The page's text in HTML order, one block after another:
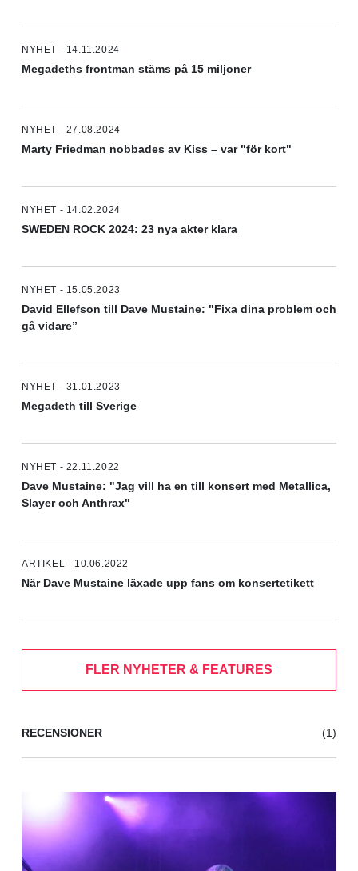
NYHET - 14.11.2024
Megadeths frontman stäms på 15 miljoner
NYHET - 27.08.2024
Marty Friedman nobbades av Kiss – var "för kort"
NYHET - 14.02.2024
SWEDEN ROCK 2024: 23 nya akter klara
NYHET - 15.05.2023
David Ellefson till Dave Mustaine: "Fixa dina problem och
gå vidare”
NYHET - 31.01.2023
Megadeth till Sverige
NYHET - 22.11.2022
Dave Mustaine: "Jag vill ha en till konsert med Metallica,
Slayer och Anthrax"
ARTIKEL - 10.06.2022
När Dave Mustaine läxade upp fans om konsertetikett
FLER NYHETER & FEATURES
RECENSIONER (1)